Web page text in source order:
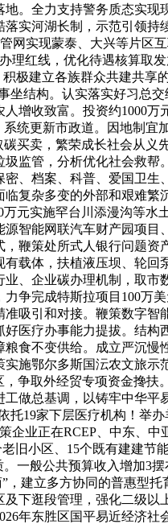
。全力支持警务质态实
实河湖长制，示范引领
实现蒙泰、大兴等片区
理红线，优化待遇核算取
极建立各族群众共建共
结构。认实落实好习总
增收致富。投资约1000
统更新市政道。因地制
买卖，繁荣成长社会从
监管，分析优化社会救
、档案、科普、爱国卫
复杂多变的外部和艰难
元实施罕台川添漫沟等
智能网联汽车财产园项
鞭策处所式人银行问题
载体，扶植液压坝、轮
、企业碳办理机制，取
争完成特斯拉项目100万
吸引和对接。鞭策数字
医疗办事能力提拔。结
食不变供给。成立严沉
施鄂尔多斯国沄农文旅
争取外经贸专项资金搀
做总基调，以铸牢中华
19家下层医疗机构！举
业正在RCEP、中东、
旧小区、15个既有建建
一般公共预算收入增加3
建立多方协同的普惠型
下逛段管理，强化二级
年东胜区国平易近经济